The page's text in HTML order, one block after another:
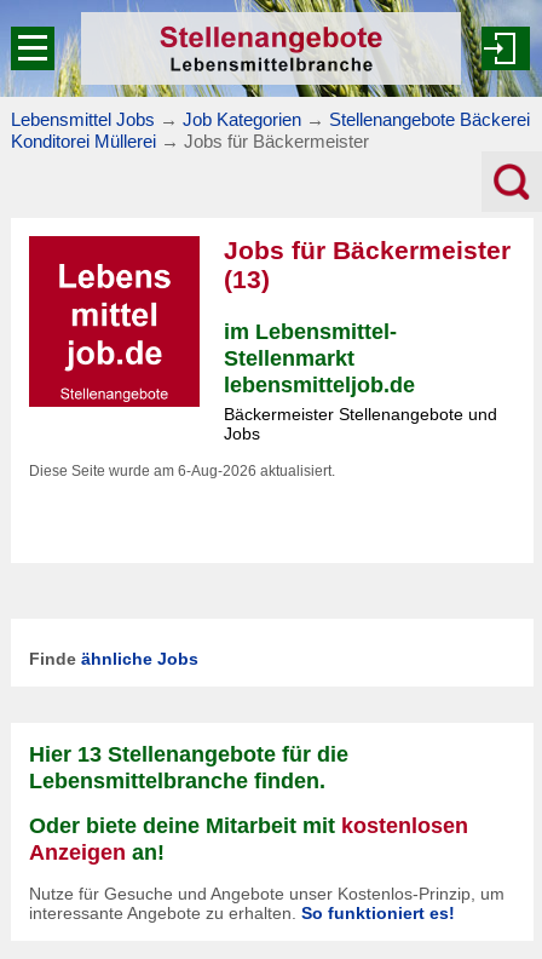
Lebensmittel Jobs → Job Kategorien → Stellenangebote Bäckerei
Konditorei Müllerei → Jobs für Bäckermeister
Jobs für Bäckermeister
(13)
im Lebensmittel-
Stellenmarkt
lebensmitteljob.de
Bäckermeister Stellenangebote und
Jobs
Diese Seite wurde am 6-Aug-2026 aktualisiert.
Finde ähnliche Jobs
Hier 13 Stellenangebote für die
Lebensmittelbranche finden.
Oder biete deine Mitarbeit mit kostenlosen
Anzeigen an!
Nutze für Gesuche und Angebote unser Kostenlos-Prinzip, um
interessante Angebote zu erhalten. So funktioniert es!